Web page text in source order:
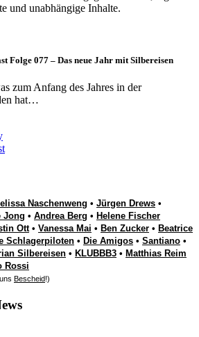
und unabhängige Inhalte.
Folge 077 – Das neue Jahr mit Silbereisen
zum Anfang des Jahres in der
hat…
Naschenweng • Jürgen Drews •
Jong • Andrea Berg • Helene Fischer
Ott• Vanessa Mai • Ben Zucker • Beatrice
Schlagerpiloten • Die Amigos • Santiano •
Silbereisen • KLUBBB3 • Matthias Reim
Rossi
Bescheid!)